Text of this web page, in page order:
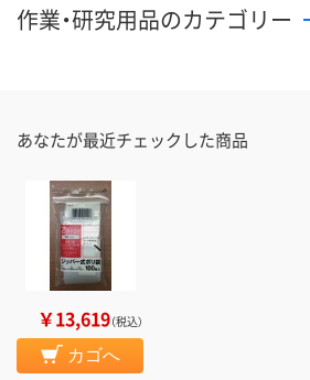
作業・研究用品のカテゴリー
あなたが最近チェックした商品
￥13,619（税込）
カゴへ